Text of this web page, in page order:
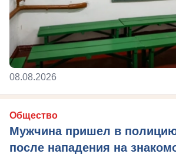
08.08.2026
Общество
Мужчина пришел в
после нападения на